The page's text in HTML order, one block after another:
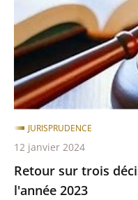
au
cours
de
l'année
2023
Retour sur trois
l'année 2023
JURISPRUDENCE
12 janvier 2024